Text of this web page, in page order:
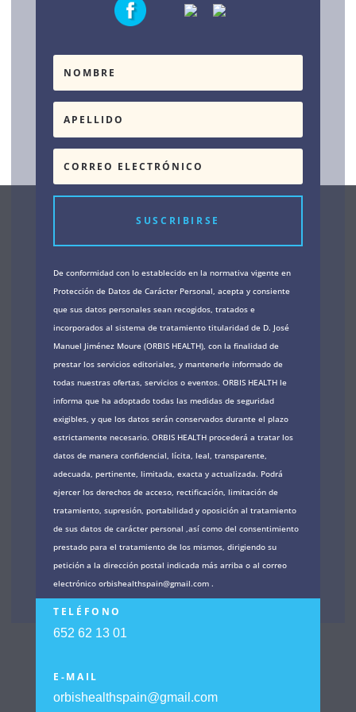
SUSCRIBIRSE
De conformidad con lo establecido en la normativa vigente en
Protección de Datos de Carácter Personal, acepta y consiente
que sus datos personales sean recogidos, tratados e
incorporados al sistema de tratamiento titularidad de D. José
Manuel Jiménez Moure (ORBIS HEALTH), con la finalidad de
prestar los servicios editoriales, y mantenerle informado de
todas nuestras ofertas, servicios o eventos. ORBIS HEALTH le
informa que ha adoptado todas las medidas de seguridad
exigibles, y que los datos serán conservados durante el plazo
estrictamente necesario. ORBIS HEALTH procederá a tratar los
datos de manera confidencial, lícita, leal, transparente,
adecuada, pertinente, limitada, exacta y actualizada. Podrá
ejercer los derechos de acceso, rectificación, limitación de
tratamiento, supresión, portabilidad y oposición al tratamiento
de sus datos de carácter personal ,así como del consentimiento
prestado para el tratamiento de los mismos, dirigiendo su
petición a la dirección postal indicada más arriba o al correo
electrónico orbishealthspain@gmail.com .
TELÉFONO
652 62 13 01
E-MAIL
orbishealthspain@gmail.com